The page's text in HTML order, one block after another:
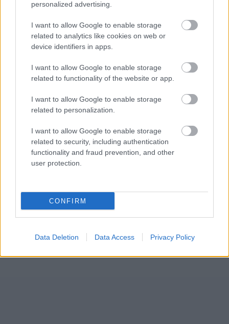
personalized advertising.
I want to allow Google to enable storage
related to analytics like cookies on web or
device identifiers in apps.
I want to allow Google to enable storage
related to functionality of the website or app.
I want to allow Google to enable storage
related to personalization.
I want to allow Google to enable storage
related to security, including authentication
functionality and fraud prevention, and other
user protection.
CONFIRM
Data Deletion Data Access Privacy Policy
rezsimet"
NÉPSZERŰ